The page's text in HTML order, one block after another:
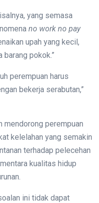
yang semasa
no work no pay
upah yang kecil,
barang pokok.”
perempuan harus
bekerja serabutan,”
mendorong perempuan
kelelahan yang semakin
terhadap pelecehan
kualitas hidup
ini tidak dapat